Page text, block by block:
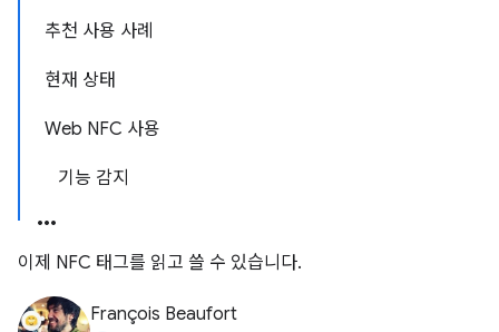
추천 사용 사례
현재 상태
Web NFC 사용
기능 감지
이제 NFC 태그를 읽고 쓸 수 있습니다.
François Beaufort